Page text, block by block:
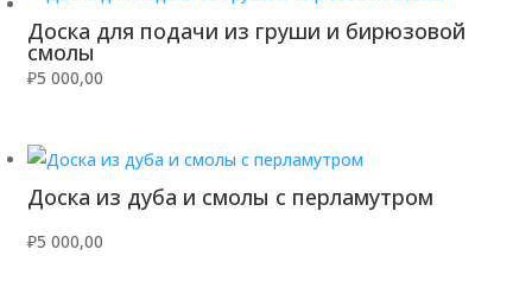
Доска для подачи из груши и бирюзовой
смолы
₽5 000,00
Доска из дуба и смолы с перламутром
₽5 000,00